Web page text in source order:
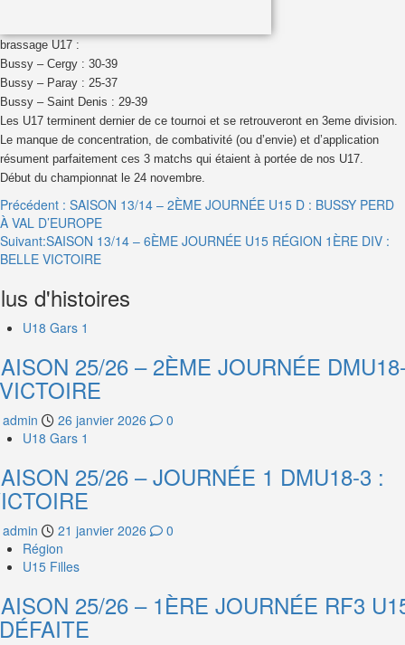
brassage U17 :
Bussy – Cergy : 30-39
Bussy – Paray : 25-37
Bussy – Saint Denis : 29-39
Les U17 terminent dernier de ce tournoi et se retrouveront en 3eme division.
Le manque de concentration, de combativité (ou d’envie) et d’application
résument parfaitement ces 3 matchs qui étaient à portée de nos U17.
Début du championnat le 24 novembre.
Navigation
d’article
Précédent : SAISON 13/14 – 2ÈME JOURNÉE U15 D : BUSSY PERD
À VAL D’EUROPE
Suivant:SAISON 13/14 – 6ÈME JOURNÉE U15 RÉGION 1ÈRE DIV :
BELLE VICTOIRE
d'histoires
U18 Gars 1
25/26 – 2ÈME JOURNÉE
admin 26 janvier 2026
0
U18 Gars 1
25/26 – JOURNÉE 1 DMU18-3 :
admin 21 janvier 2026
0
Région
U15 Filles
25/26 – 1ÈRE JOURNÉE RF3